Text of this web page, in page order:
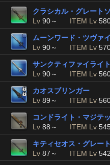
クラシカル・グレート
Lv 90～ ITEM Lv
ムーンワード・ツヴァ
Lv 90～ ITEM Lv
サンクティファイライ
Lv 90～ ITEM Lv
カオスブリンガー
Lv 89～ ITEM Lv
コンドライト・マジテ
Lv 88～ ITEM Lv
キティセオス・グレー
Lv 87～ ITEM Lv 542